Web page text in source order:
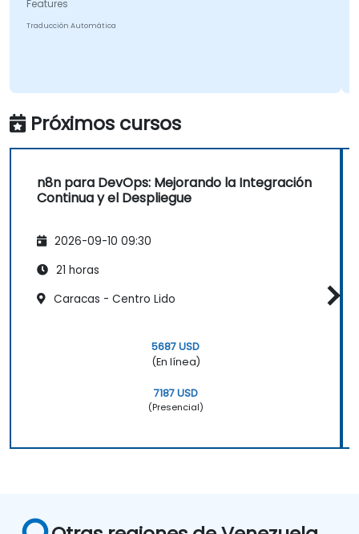
Features
Traducción Automática
Próximos cursos
n8n para DevOps: Mejorando la Integración
Continua y el Despliegue
2026-09-10 09:30
21 horas
Caracas - Centro Lido
5687 USD
(En línea)
7187 USD
(Presencial)